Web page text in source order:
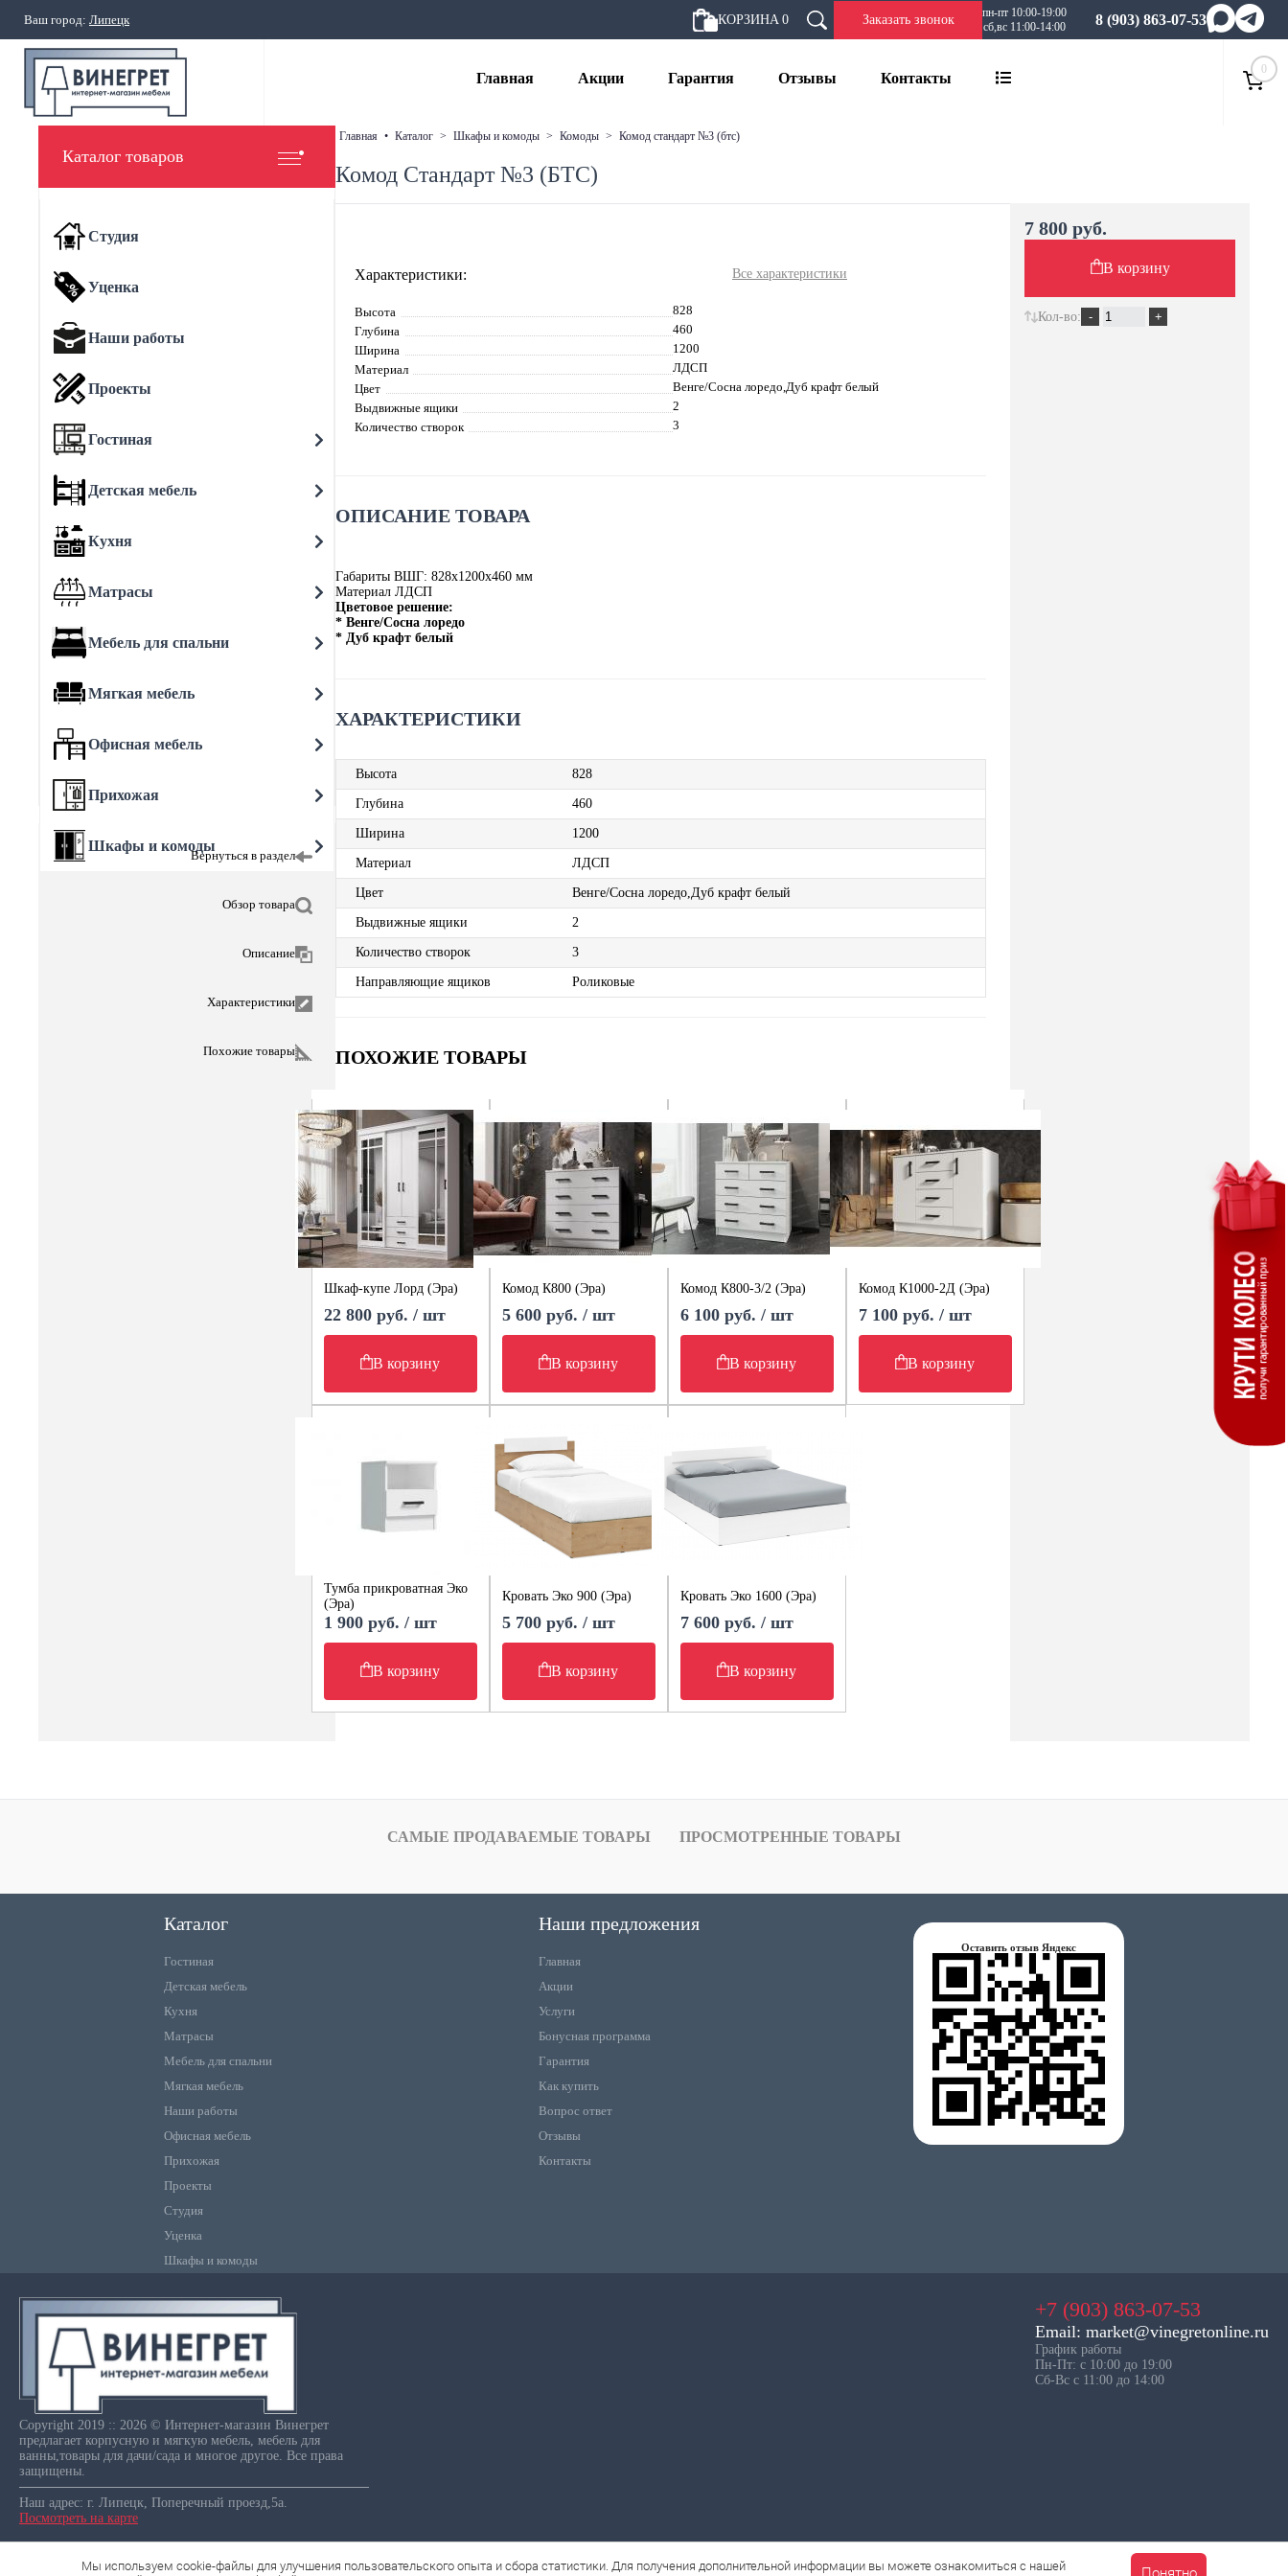
Мы используем cookie-файлы для улучшения пользовательского опыта и сбора статистики. Для получения дополнительной информации вы можете ознакомиться с нашей
Ваш город: Липецк КОРЗИНА 0 Заказать звонок
пн-пт 10:00-19:00
сб,вс 11:00-14:00
8 (903) 863-07-53
Главная Акции Гарантия Отзывы Контакты
0
Каталог товаров
Студия
Уценка
Наши работы
Проекты
Гостиная
Детская мебель
Кухня
Матрасы
Мебель для спальни
Мягкая мебель
Офисная мебель
Прихожая
Шкафы и комоды
Вернуться в раздел
Обзор товара
Описание
Характеристики
Похожие товары
главная • каталог > шкафы и комоды > комоды > комод стандарт №3 (бтс)
Комод Стандарт №3 (БТС)
Характеристики: Все характеристики
Высота
828
Глубина
460
Ширина
1200
Материал
ЛДСП
Цвет
Венге/Сосна лоредо,Дуб крафт белый
Выдвижные ящики
2
Количество створок
3
ОПИСАНИЕ ТОВАРА
Габариты ВШГ: 828х1200х460 мм
Материал ЛДСП
Цветовое решение:
* Венге/Сосна лоредо
* Дуб крафт белый
ХАРАКТЕРИСТИКИ
Высота 828
Глубина 460
Ширина 1200
Материал ЛДСП
Цвет Венге/Сосна лоредо,Дуб крафт белый
Выдвижные ящики 2
Количество створок 3
Направляющие ящиков Роликовые
ПОХОЖИЕ ТОВАРЫ
Шкаф-купе Лорд (Эра)
22 800 руб. / шт
В корзину
Комод К800 (Эра)
5 600 руб. / шт
В корзину
Комод К800-3/2 (Эра)
6 100 руб. / шт
В корзину
Комод К1000-2Д (Эра)
7 100 руб. / шт
В корзину
Тумба прикроватная Эко
(Эра)
1 900 руб. / шт
В корзину
Кровать Эко 900 (Эра)
5 700 руб. / шт
В корзину
Кровать Эко 1600 (Эра)
7 600 руб. / шт
В корзину
7 800 руб.
В корзину
Кол-во:
САМЫЕ ПРОДАВАЕМЫЕ ТОВАРЫ ПРОСМОТРЕННЫЕ ТОВАРЫ
Каталог
Гостиная
Детская мебель
Кухня
Матрасы
Мебель для спальни
Мягкая мебель
Наши работы
Офисная мебель
Прихожая
Проекты
Студия
Уценка
Шкафы и комоды
Наши предложения
Главная
Акции
Услуги
Бонусная программа
Гарантия
Как купить
Вопрос ответ
Отзывы
Контакты
Оставить отзыв Яндекс
Copyright 2019 :: 2026 © Интернет-магазин Винегрет
предлагает корпусную и мягкую мебель, мебель для
ванны,товары для дачи/сада и многое другое. Все права
защищены.
Наш адрес: г. Липецк, Поперечный проезд,5а.
Посмотреть на карте
+7 (903) 863-07-53
Email: market@vinegretonline.ru
График работы
Пн-Пт: с 10:00 до 19:00
Сб-Вс с 11:00 до 14:00